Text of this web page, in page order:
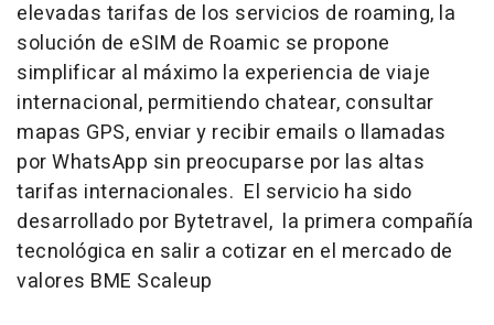
elevadas tarifas de los servicios de roaming, la
solución de eSIM de Roamic se propone
simplificar al máximo la experiencia de viaje
internacional, permitiendo chatear, consultar
mapas GPS, enviar y recibir emails o llamadas
por WhatsApp sin preocuparse por las altas
tarifas internacionales. El servicio ha sido
desarrollado por Bytetravel, la primera compañía
tecnológica en salir a cotizar en el mercado de
valores BME Scaleup